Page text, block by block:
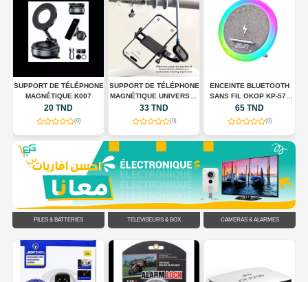
SUPPORT DE TÉLÉPHONE
MAGNÉTIQUE K007
20 TND
(0)
SUPPORT DE TÉLÉPHONE
MAGNÉTIQUE UNIVERSEL
POUR TOUR DE COU
FLEXIBLE
33 TND
(0)
ENCEINTE BLUETOOTH
SANS FIL OKOP KP-577
AVEC CHARGEUR SANS
FIL, HORLOGE LED ET
ÉCLAIRAGE RGB
65 TND
(0)
PILES & BATTERIES TÉLÉVISEURS & BOX CAMÉRAS & ALARMES